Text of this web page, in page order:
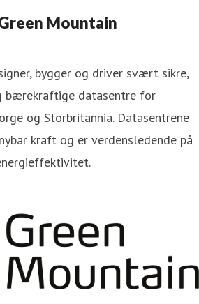
Mountain
bygger og driver svært sikre,
bærekraftige datasentre for
og Storbritannia. Datasentrene
kraft og er verdensledende på